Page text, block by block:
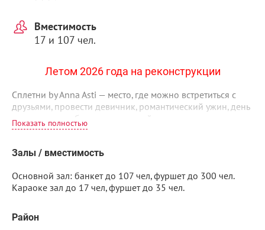
Вместимость
17 и 107 чел.
Летом 2026 года на реконструкции
Сплетни by Anna Asti — место, где можно встретиться с
друзьями, провести девичник, романтический ужин, день
рождения или банкет со скидкой.
Вечером вы можете побаловать себя вкусным ужином и
авторскими коктейлями by Anna Asti в уютной обстановке
pre-party.
превратится в зажигательный танцевальный бар.
Залы / вместимость
Основной зал: банкет до 107 чел, фуршет до 300 чел.
Караоке зал до 17 чел, фуршет до 35 чел.
Район